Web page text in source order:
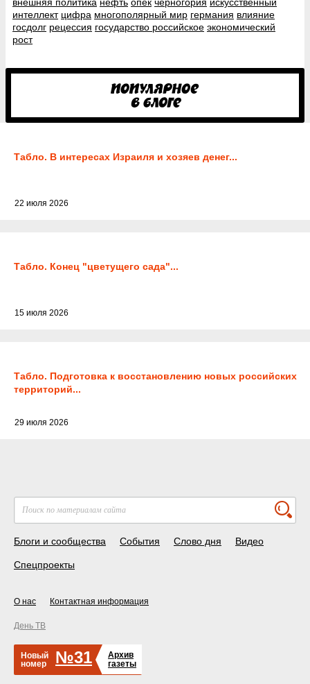
интеллект цифра многополярный мир германия влияние
госдолг рецессия государство российское экономический
рост
Табло. В интересах Израиля и хозяев денег...
22 июля 2026
Табло. Конец "цветущего сада"...
15 июля 2026
Табло. Подготовка к восстановлению новых российских
территорий...
29 июля 2026
Блоги и сообщества События Слово дня Видео
Спецпроекты
О нас Контактная информация
День ТВ
Новый
номер
№31
Архив
газеты